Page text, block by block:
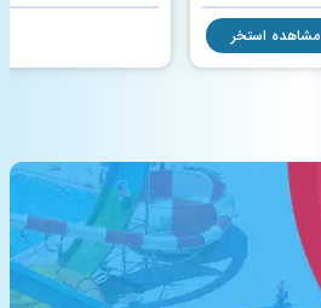
مشاهده استخر